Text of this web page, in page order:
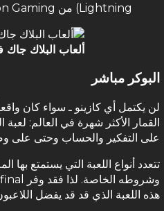
Lightning) من Evolution Gaming؛ وبمستوى RTP يبلغ 99.56%.
ألعاب البلاك جاك
البوكر مباشر
لن يكتمل أي كازينو ـ سواء كان
القمار الأكثر شهرة في العالم:
على التفكير والحساب وحتى على
تتعدد أنواع اللعبة التي يستمتع بها
هذه اللعبة الذي قد قد يفضل